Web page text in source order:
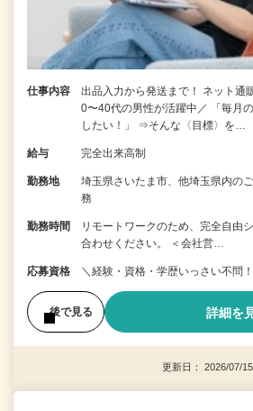
仕事内容
出品入力から発送まで！ ネット通
0〜40代の男性が活躍中／ 「毎月
したい！」 ⇒そんな〈目標〉を…
給与 完全出来高制
勤務地
埼玉県さいたま市、他埼玉県内
務
勤務時間
リモートワークのため、完全自由
合わせください。 ＜会社営…
応募資格 ＼経験・資格・学歴いっさい不問
後で見る 詳細を
更新日： 2026/07/